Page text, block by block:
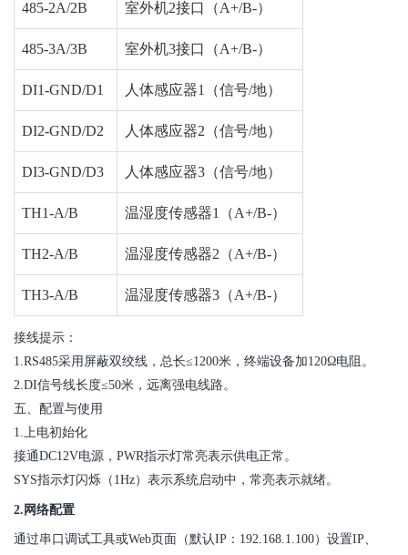
485-2A/2B 室外机2接口（A+/B-）
485-3A/3B 室外机3接口（A+/B-）
DI1-GND/D1 人体感应器1（信号/地）
DI2-GND/D2 人体感应器2（信号/地）
DI3-GND/D3 人体感应器3（信号/地）
TH1-A/B 温湿度传感器1（A+/B-）
TH2-A/B 温湿度传感器2（A+/B-）
TH3-A/B 温湿度传感器3（A+/B-）
接线提示：
1. RS485采用屏蔽双绞线，总长≤1200米，终端设备加120Ω电阻。
2. DI信号线长度≤50米，远离强电线路。
五、配置与使用
1.上电初始化
接通DC12V电源，PWR指示灯常亮表示供电正常。
SYS指示灯闪烁（1Hz）表示系统启动中，常亮表示就绪。
2.网络配置
通过串口调试工具或Web页面（默认IP：192.168.1.100）设置IP、